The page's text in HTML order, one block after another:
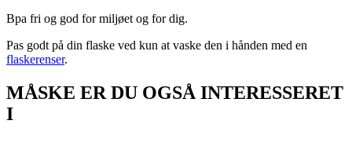
Bpa fri og god for miljøet og for dig.
Pas godt på din flaske ved kun at vaske den i hånden med en
flaskerenser.
MÅSKE ER DU OGSÅ INTERESSERET
I